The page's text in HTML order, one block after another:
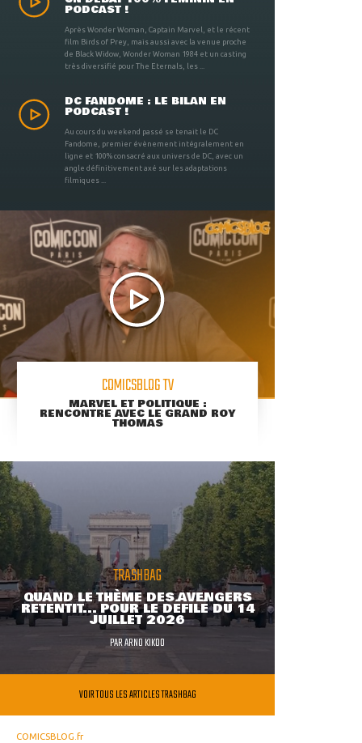
PODCAST !
Après Wonder Woman, Captain Marvel, et le récent
film Birds of Prey, mais aussi avec la venue proche
de Black Widow, Wonder Woman 1984 et un casting
très diversifié pour The Eternals, les ...
DC FANDOME : LE BILAN EN
PODCAST !
Au cours du weekend passé se tenait le DC
Fandome, premier évènement intégralement en
ligne et 100% consacré aux univers de DC, avec un
angle définitivement axé sur les adaptations
filmiques ...
COMICSBLOG TV
MARVEL ET POLITIQUE :
RENCONTRE AVEC LE GRAND ROY
THOMAS
TRASHBAG
QUAND LE THÈME DES AVENGERS
RETENTIT... POUR LE DÉFILÉ DU 14
JUILLET 2026
PARARNO KIKOO
VOIR TOUS LES ARTICLES TRASHBAG
COMICSBLOG.fr